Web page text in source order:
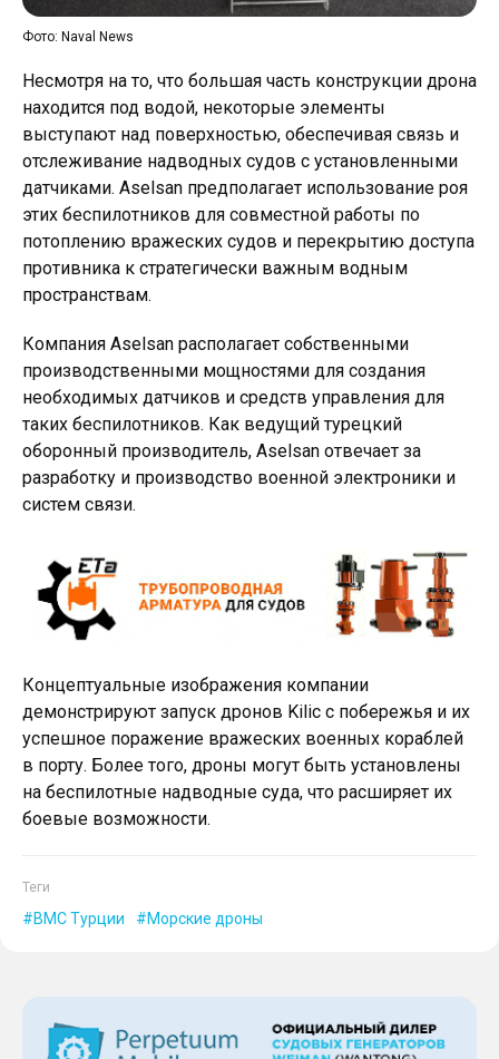
Фото: Naval News
Несмотря на то, что большая часть конструкции дрона
находится под водой, некоторые элементы
выступают над поверхностью, обеспечивая связь и
отслеживание надводных судов с установленными
датчиками. Aselsan предполагает использование роя
этих беспилотников для совместной работы по
потоплению вражеских судов и перекрытию доступа
противника к стратегически важным водным
пространствам.
Компания Aselsan располагает собственными
производственными мощностями для создания
необходимых датчиков и средств управления для
таких беспилотников. Как ведущий турецкий
оборонный производитель, Aselsan отвечает за
разработку и производство военной электроники и
систем связи.
Концептуальные изображения компании
демонстрируют запуск дронов Kilic с побережья и их
успешное поражение вражеских военных кораблей
в порту. Более того, дроны могут быть установлены
на беспилотные надводные суда, что расширяет их
боевые возможности.
Теги
ВМС Турции Морские дроны